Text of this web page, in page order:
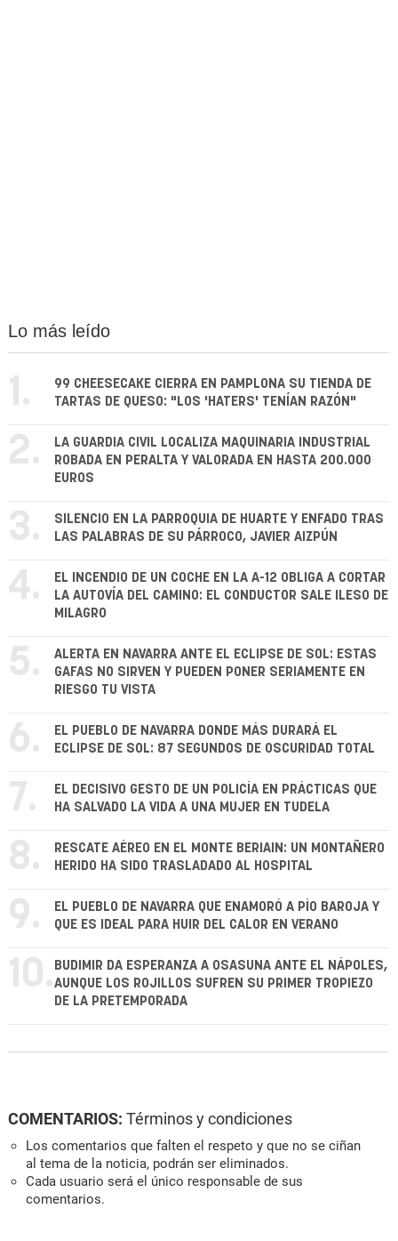
Lo más leído
1.
99 CHEESECAKE CIERRA EN PAMPLONA SU TIENDA DE
TARTAS DE QUESO: "LOS 'HATERS' TENÍAN RAZÓN"
2.
LA GUARDIA CIVIL LOCALIZA MAQUINARIA INDUSTRIAL
ROBADA EN PERALTA Y VALORADA EN HASTA 200.000
EUROS
3.
SILENCIO EN LA PARROQUIA DE HUARTE Y ENFADO TRAS
LAS PALABRAS DE SU PÁRROCO, JAVIER AIZPÚN
4.
EL INCENDIO DE UN COCHE EN LA A-12 OBLIGA A CORTAR
LA AUTOVÍA DEL CAMINO: EL CONDUCTOR SALE ILESO DE
MILAGRO
5.
ALERTA EN NAVARRA ANTE EL ECLIPSE DE SOL: ESTAS
GAFAS NO SIRVEN Y PUEDEN PONER SERIAMENTE EN
RIESGO TU VISTA
6.
EL PUEBLO DE NAVARRA DONDE MÁS DURARÁ EL
ECLIPSE DE SOL: 87 SEGUNDOS DE OSCURIDAD TOTAL
7.
EL DECISIVO GESTO DE UN POLICÍA EN PRÁCTICAS QUE
HA SALVADO LA VIDA A UNA MUJER EN TUDELA
8.
RESCATE AÉREO EN EL MONTE BERIAIN: UN MONTAÑERO
HERIDO HA SIDO TRASLADADO AL HOSPITAL
9.
EL PUEBLO DE NAVARRA QUE ENAMORÓ A PÍO BAROJA Y
QUE ES IDEAL PARA HUIR DEL CALOR EN VERANO
10. BUDIMIR DA ESPERANZA A OSASUNA ANTE EL NÁPOLES,
AUNQUE LOS ROJILLOS SUFREN SU PRIMER TROPIEZO
DE LA PRETEMPORADA
COMENTARIOS: Términos y condiciones
Los comentarios que falten el respeto y que no se ciñan
al tema de la noticia, podrán ser eliminados.
Cada usuario será el único responsable de sus
comentarios.